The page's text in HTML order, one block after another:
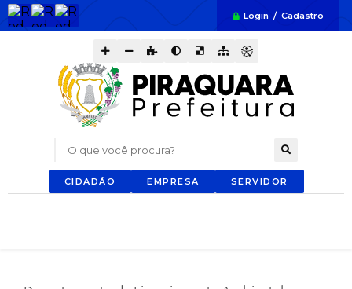
Login / Cadastro
O que você procura?
CIDADÃO EMPRESA SERVIDOR